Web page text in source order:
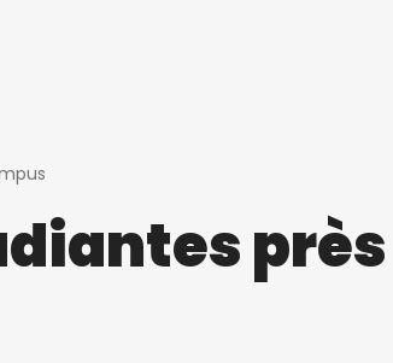
près